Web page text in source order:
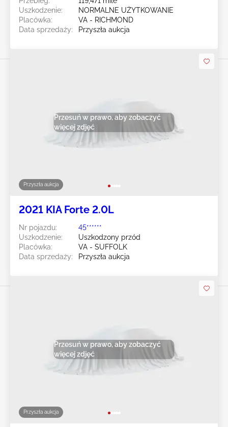
Uszkodzenie:
NORMALNE UŻYTKOWANIE
Placówka:
VA - RICHMOND
Data sprzedaży:
Przyszła aukcja
Przyszła aukcja
Przesuń w prawo, aby zobaczyć
więcej zdjęć
2021 KIA Forte 2.0L
Nr pojazdu:
45******
Uszkodzenie:
Uszkodzony przód
Placówka:
VA - SUFFOLK
Data sprzedaży:
Przyszła aukcja
Przyszła aukcja
Przesuń w prawo, aby zobaczyć
więcej zdjęć